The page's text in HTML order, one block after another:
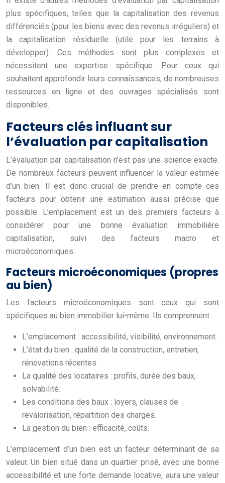
plus spécifiques, telles que la capitalisation des revenus
différenciés (pour les biens avec des revenus irréguliers) et
la capitalisation résiduelle (utile pour les terrains à
développer). Ces méthodes sont plus complexes et
nécessitent une expertise spécifique. Pour ceux qui
souhaitent approfondir leurs connaissances, de nombreuses
ressources en ligne et des ouvrages spécialisés sont
disponibles.
Facteurs clés influant sur
l’évaluation par capitalisation
L’évaluation par capitalisation n’est pas une science exacte.
De nombreux facteurs peuvent influencer la valeur estimée
d’un bien. Il est donc crucial de prendre en compte ces
facteurs pour obtenir une estimation aussi précise que
possible. L’emplacement est un des premiers facteurs à
considérer pour une bonne évaluation immobilière
capitalisation, suivi des facteurs macro et
microéconomiques.
Facteurs microéconomiques (propres
au bien)
Les facteurs microéconomiques sont ceux qui sont
spécifiques au bien immobilier lui-même. Ils comprennent :
L’emplacement : accessibilité, visibilité, environnement.
L’état du bien : qualité de la construction, entretien,
rénovations récentes.
La qualité des locataires : profils, durée des baux,
solvabilité.
Les conditions des baux : loyers, clauses de
revalorisation, répartition des charges.
La gestion du bien : efficacité, coûts.
L’emplacement d’un bien est un facteur déterminant de sa
valeur. Un bien situé dans un quartier prisé, avec une bonne
accessibilité et une forte demande locative, aura une valeur